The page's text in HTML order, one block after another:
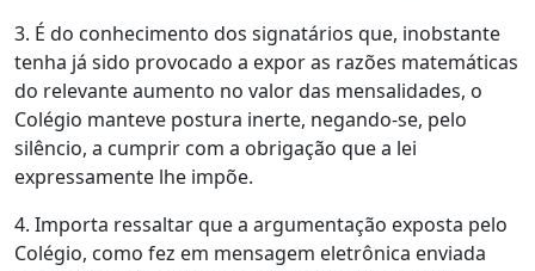
3. É do conhecimento dos signatários que, inobstante
tenha já sido provocado a expor as razões matemáticas
do relevante aumento no valor das mensalidades, o
Colégio manteve postura inerte, negando-se, pelo
silêncio, a cumprir com a obrigação que a lei
expressamente lhe impõe.
4. Importa ressaltar que a argumentação exposta pelo
Colégio, como fez em mensagem eletrônica enviada